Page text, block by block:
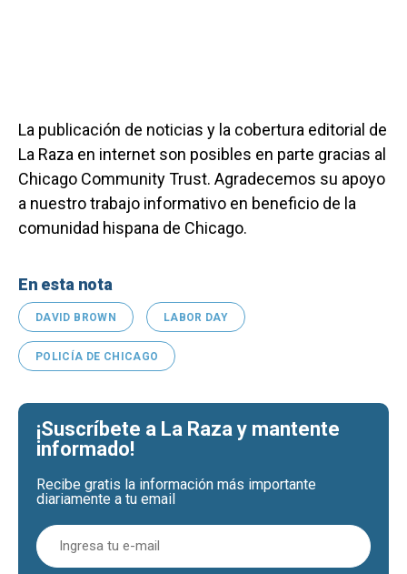
La publicación de noticias y la cobertura editorial de
La Raza en internet son posibles en parte gracias al
Chicago Community Trust. Agradecemos su apoyo
a nuestro trabajo informativo en beneficio de la
comunidad hispana de Chicago.
En esta nota
DAVID BROWN LABOR DAY
POLICÍA DE CHICAGO
¡Suscríbete a La Raza y mantente
informado!
Recibe gratis la información más importante
diariamente a tu email